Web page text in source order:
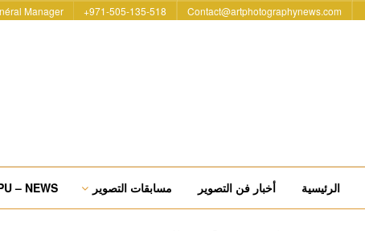
Contact@artphotographynews.com
971-505-135-518+
Manager
الرئيسية أخبار فن التصوير مسابقات التصوير – NEWS